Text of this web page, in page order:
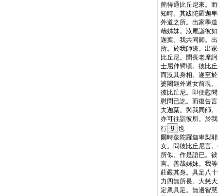
箇得通比丘尼來。
知時。其跋陀羅迦
外道之所。出家學
哉姊妹。汝應詣彼
迦葉。我共同師。
所。於我師邊。出
比丘尼。聞長老摩
士屈伸臂頃。彼比
而沒其身相。遂至
婆闍迦外道女前現
彼比丘尼。即便慰
慰問已訖。而復告
夫迦葉。與我同師
亦可往詣彼所。於
行 9 也
爾時跋陀羅迦卑梨
女。問彼比丘尼言
所似。作是語已。
言。善哉姊妹。我
莊嚴其身。具足八
力四無所畏。大慈
定衆具足。無邊智